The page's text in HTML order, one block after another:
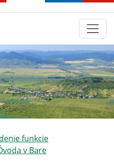
funkcie
v Bare